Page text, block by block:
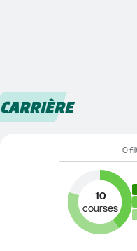
CARRIÈRE
0
10
courses